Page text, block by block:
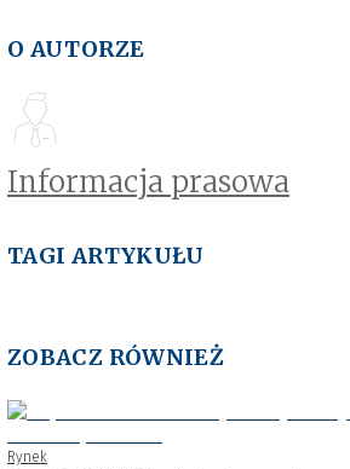
O AUTORZE
Informacja prasowa
TAGI ARTYKUŁU
ZOBACZ RÓWNIEŻ
Rynek